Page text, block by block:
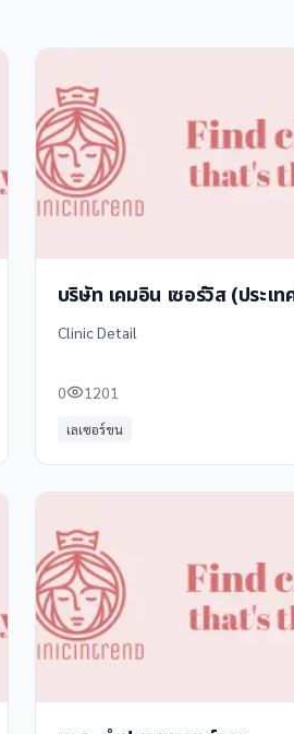
บริษัท เคมอิน เซอร์วิส (ประเ
Clinic Detail
0 1201
เลเซอร์ขน